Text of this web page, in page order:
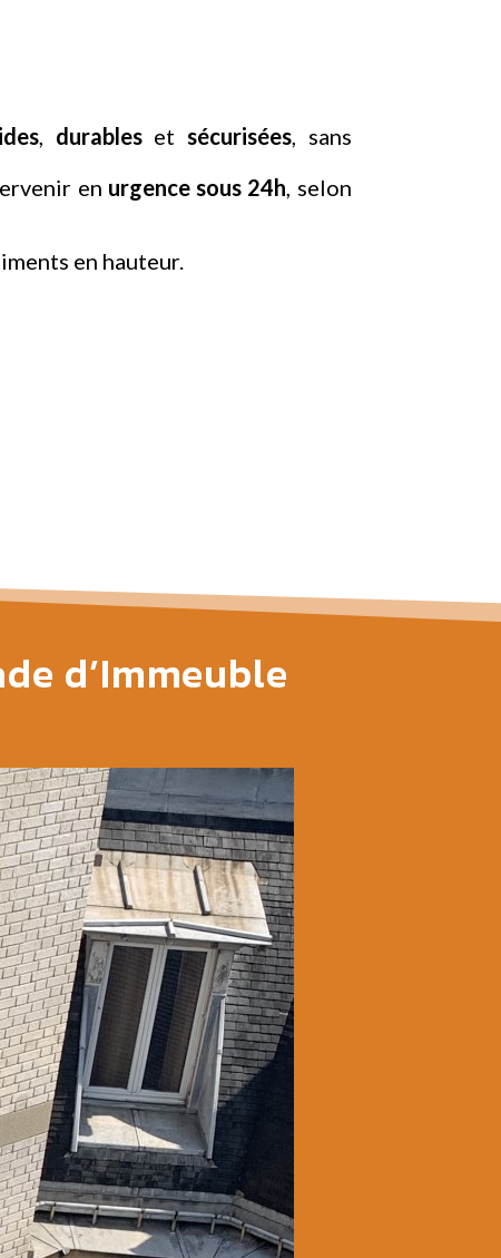
, durableset sécurisées, sans
en urgence sous 24h, selon
en hauteur.
d’Immeuble